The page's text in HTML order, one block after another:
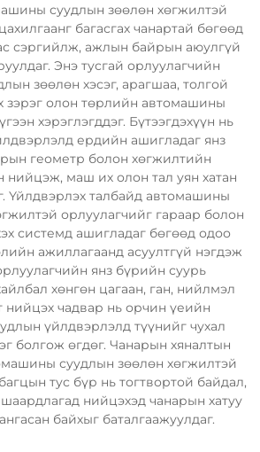
суудлын зөөлөн хөгжилтэй
багасгах чанартай бөгөөд
сэргийлж, ажлын байрын аюулгүй
Энэ тусгай орлуулагчийн
зөөлөн хэсэг, арагшаа, толгой
зэрэг олон төрлийн автомашины
хэрэглэгддэг. Бүтээгдэхүүн нь
ердийн ашигладаг янз
геометр болон хөгжилтийн
нийцэж, маш их олон тал уян хатан
Үйлдвэрлэх талбайд автомашины
орлуулагчийг гараар болон
системд ашигладаг бөгөөд одоо
ажиллагаанд асуултгүй нэгдэж
янз бүрийн суурь
хөнгөн цагаан, ган, нийлмэл
нийцэх чадвар нь орчин үеийн
үйлдвэрлэлд түүнийг чухал
болгож өгдөг. Чанарын хяналтын
суудлын зөөлөн хөгжилтэй
тус бүр нь тогтвортой байдал,
нийцэхэд чанарын хатуу
байхыг баталгаажуулдаг.